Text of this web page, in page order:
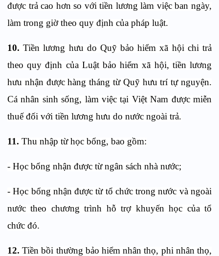
được trả cao hơn so với tiền lương làm việc ban ngày,
làm trong giờ theo quy định của pháp luật.
10. Tiền lương hưu do Quỹ bảo hiểm xã hội chi trả
theo quy định của Luật bảo hiểm xã hội, tiền lương
hưu nhận được hàng tháng từ Quỹ hưu trí tự nguyện.
Cá nhân sinh sống, làm việc tại Việt Nam được miễn
thuế đối với tiền lương hưu do nước ngoài trả.
11. Thu nhập từ học bổng, bao gồm:
- Học bổng nhận được từ ngân sách nhà nước;
- Học bổng nhận được từ tổ chức trong nước và ngoài
nước theo chương trình hỗ trợ khuyến học của tổ
chức đó.
12. Tiền bồi thường bảo hiểm nhân thọ, phi nhân thọ,